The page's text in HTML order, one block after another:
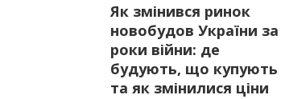
Як змінився ринок
новобудов України за
роки війни: де
будують, що купують
та як змінилися ціни